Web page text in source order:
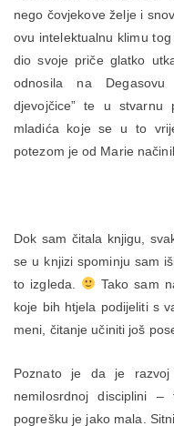
nego čovjekove želje i
ovu intelektualnu klimu
dio svoje priče glatko
odnosila na Degasovu
djevojčice” te u stvarnu
mladića koje se u to
potezom je od Marie
Dok sam čitala knjigu,
se u knjizi spominju sam
to izgleda.
Tako sam
koje bih htjela podijeliti s
meni, čitanje učiniti još
Poznato je da je razvoj
nemilosrdnoj disciplini
pogrešku je jako mala.